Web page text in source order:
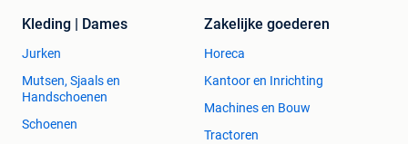
Inclusief meerpuntssluiting SKG3 PC72
Nu dumpprijs €249,00
per deur (nog 1x op voorraad)
-------------------------------------------
Achterdeur AD109
Kleding | Dames
Jurken
Mutsen, Sjaals en
Handschoenen
Schoenen
Zakelijke goederen
Horeca
Kantoor en Inrichting
Machines en Bouw
Tractoren